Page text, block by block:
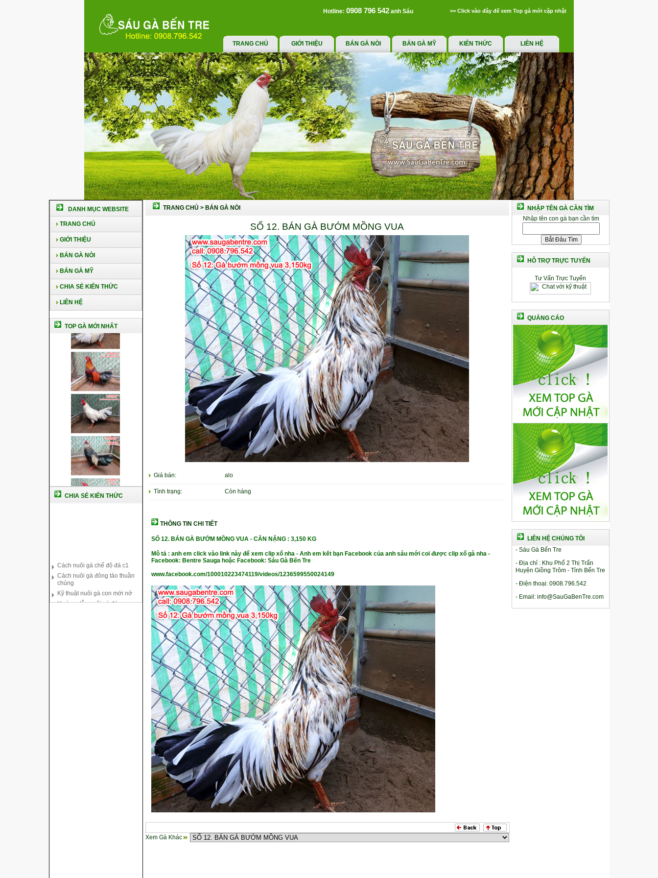
Hotline: 0908 796 542 anh Sáu >> Click vào đây để xem Top gà mới cập nhật
TRANG CHỦ GIỚI THIỆU BÁN GÀ NÒI BÁN GÀ MỸ KIẾN THỨC LIÊN HỆ
DANH MỤC WEBSITE
TRANG CHỦ
GIỚI THIỆU
BÁN GÀ NÒI
BÁN GÀ MỸ
CHIA SẺ KIẾN THỨC
LIÊN HỆ
TOP GÀ MỚI NHẤT
CHIA SẺ KIẾN THỨC
Cách nuôi gà đông tảo thuần
Kỹ thuật nuôi gà con mới nở
Hướng dẫn nuôi gà đá
Tại sao bạn cần biết cách nuôi
TRANG CHỦ > BÁN GÀ NÒI
SỐ 12. BÁN GÀ BƯỚM MỒNG VUA
Giá bán: alo
Tình trạng: Còn hàng
THÔNG TIN CHI TIẾT
SỐ 12. BÁN GÀ BƯỚM MỒNG VUA - CÂN NẶNG : 3,150 KG
Mô tả : anh em click vào link này để xem clip xổ nha - Anh em kết bạn Facebook của anh sáu mới coi được clip xổ gà nha -
Facebook: Bentre Sauga hoặc Facebook: Sáu Gà Bến Tre
www.facebook.com/100010223474119/videos/1236599550024149
Xem Gà Khác
NHẬP TÊN GÀ CẦN TÌM
Nhập tên con gà bạn cần tìm
HỖ TRỢ TRỰC TUYẾN
Tư Vấn Trực Tuyến
QUẢNG CÁO
LIÊN HỆ CHÚNG TÔI
- Sáu Gà Bến Tre
- Địa chỉ : Khu Phố 2 Thị Trấn
Huyện Giồng Trôm - Tỉnh Bến Tre
- Điện thoại: 0908.796.542
- Email: info@SauGaBenTre.com